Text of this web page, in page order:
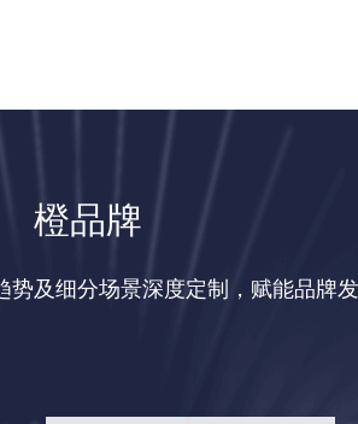
橙品牌
势及细分场景深度定制，赋能品牌